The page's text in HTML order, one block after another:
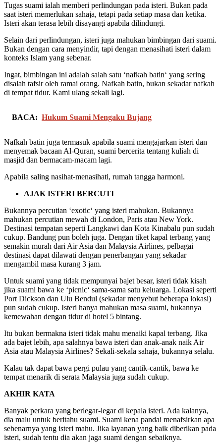
Tugas suami ialah memberi perlindungan pada isteri. Bukan pada
saat isteri memerlukan sahaja, tetapi pada setiap masa dan ketika.
Isteri akan terasa lebih disayangi apabila dilindungi.
Selain dari perlindungan, isteri juga mahukan bimbingan dari suami.
Bukan dengan cara menyindir, tapi dengan menasihati isteri dalam
konteks Islam yang sebenar.
Ingat, bimbingan ini adalah salah satu ‘nafkah batin‘ yang sering
disalah tafsir oleh ramai orang. Nafkah batin, bukan sekadar nafkah
di tempat tidur. Kami ulang sekali lagi.
BACA: Hukum Suami Mengaku Bujang
Nafkah batin juga termasuk apabila suami mengajarkan isteri dan
menyemak bacaan Al-Quran, suami bercerita tentang kuliah di
masjid dan bermacam-macam lagi.
Apabila saling nasihat-menasihati, rumah tangga harmoni.
AJAK ISTERI BERCUTI
Bukannya percutian ‘exotic‘ yang isteri mahukan. Bukannya
mahukan percutian mewah di London, Paris atau New York.
Destinasi tempatan seperti Langkawi dan Kota Kinabalu pun sudah
cukup. Bandung pun boleh juga. Dengan tiket kapal terbang yang
semakin murah dari Air Asia dan Malaysia Airlines, pelbagai
destinasi dapat dilawati dengan penerbangan yang sekadar
mengambil masa kurang 3 jam.
Untuk suami yang tidak mempunyai bajet besar, isteri tidak kisah
jika suami bawa ke ‘picnic‘ sama-sama satu keluarga. Lokasi seperti
Port Dickson dan Ulu Bendul (sekadar menyebut beberapa lokasi)
pun sudah cukup. Isteri hanya mahukan masa suami, bukannya
kemewahan dengan tidur di hotel 5 bintang.
Itu bukan bermakna isteri tidak mahu menaiki kapal terbang. Jika
ada bajet lebih, apa salahnya bawa isteri dan anak-anak naik Air
Asia atau Malaysia Airlines? Sekali-sekala sahaja, bukannya selalu.
Kalau tak dapat bawa pergi pulau yang cantik-cantik, bawa ke
tempat menarik di serata Malaysia juga sudah cukup.
AKHIR KATA
Banyak perkara yang berlegar-legar di kepala isteri. Ada kalanya,
dia malu untuk beritahu suami. Suami kena pandai menafsirkan apa
sebenarnya yang isteri mahu. Jika layanan yang baik diberikan pada
isteri, sudah tentu dia akan jaga suami dengan sebaiknya.